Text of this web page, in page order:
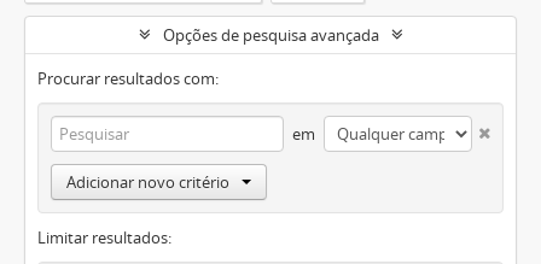
Opções de pesquisa avançada
Procurar resultados com:
em
Adicionar novo critério
Limitar resultados: